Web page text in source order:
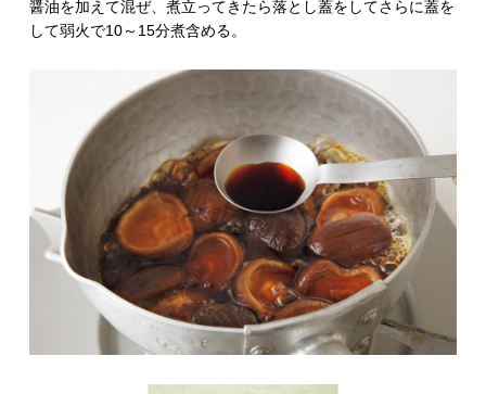
醤油を加えて混ぜ、煮立ってきたら落とし蓋をしてさらに蓋を
して弱火で10～15分煮含める。